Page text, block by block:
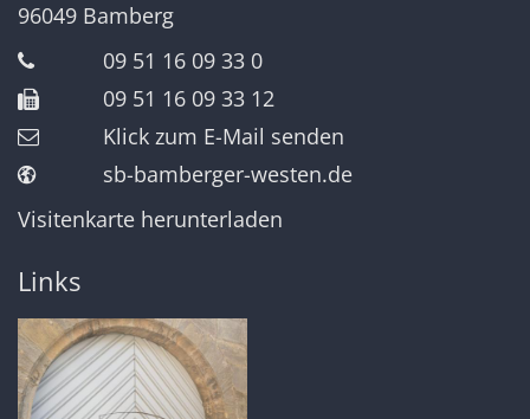
96049 Bamberg
09 51 16 09 33 0
09 51 16 09 33 12
Klick zum E-Mail senden
sb-bamberger-westen.de
Visitenkarte herunterladen
Links